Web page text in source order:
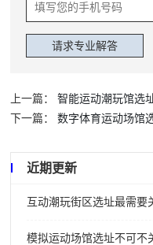
上一篇：
智能运动潮玩馆选
下一篇：
数字体育运动场馆
近期更新
互动潮玩街区选址最需要
模拟运动场馆选址不可不